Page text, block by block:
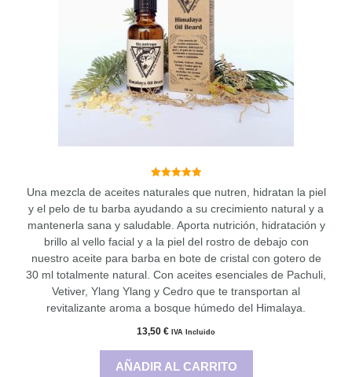
de 5
Una mezcla de aceites naturales que nutren, hidratan la piel
y el pelo de tu barba ayudando a su crecimiento natural y a
mantenerla sana y saludable. Aporta nutrición, hidratación y
brillo al vello facial y a la piel del rostro de debajo con
nuestro aceite para barba en bote de cristal con gotero de
30 ml totalmente natural. Con aceites esenciales de Pachuli,
Vetiver, Ylang Ylang y Cedro que te transportan al
revitalizante aroma a bosque húmedo del Himalaya.
13,50 € IVA Incluido
AÑADIR AL CARRITO